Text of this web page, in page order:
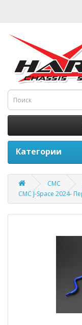
Категории
CMC
CMC J-Space 2024-